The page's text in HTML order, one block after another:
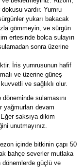
vardır. Yumru
yukarı bakacak
gömmeyin, ve sürgün
ertesinde bolca sulayın
sonra üzerine
İris yumrusunun hafif
ve üzerine güneş
ve sağlıklı olur.
sulamasını
yağmurları devam
saksıya dikim
unutmayınız.
içinde bitkinin çapı 50
bahçe severler mutlaka
dönemlerde güçlü ve